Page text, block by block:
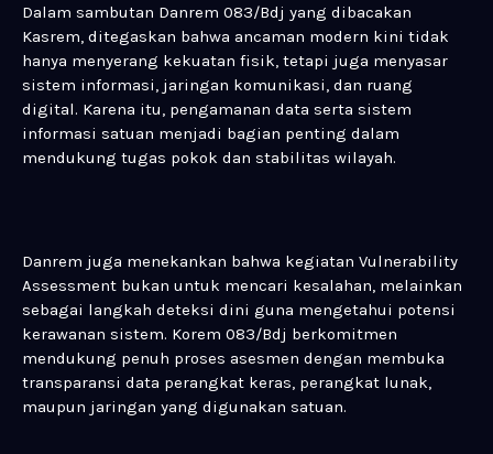
Dalam sambutan Danrem 083/Bdj yang dibacakan
Kasrem, ditegaskan bahwa ancaman modern kini tidak
hanya menyerang kekuatan fisik, tetapi juga menyasar
sistem informasi, jaringan komunikasi, dan ruang
digital. Karena itu, pengamanan data serta sistem
informasi satuan menjadi bagian penting dalam
mendukung tugas pokok dan stabilitas wilayah.
Danrem juga menekankan bahwa kegiatan Vulnerability
Assessment bukan untuk mencari kesalahan, melainkan
sebagai langkah deteksi dini guna mengetahui potensi
kerawanan sistem. Korem 083/Bdj berkomitmen
mendukung penuh proses asesmen dengan membuka
transparansi data perangkat keras, perangkat lunak,
maupun jaringan yang digunakan satuan.